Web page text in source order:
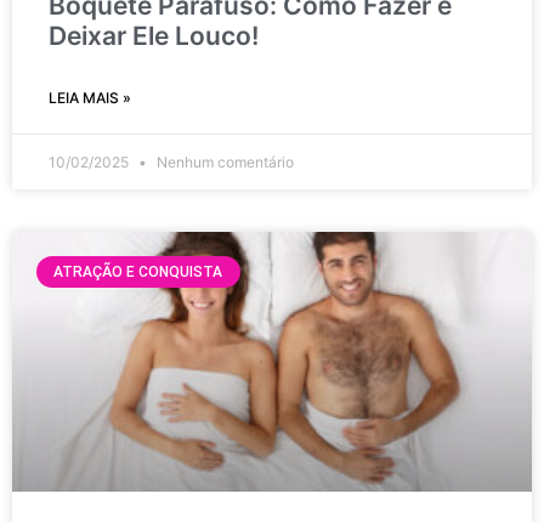
Deixar Ele Louco!
LEIA MAIS »
10/02/2025 Nenhum comentário
ATRAÇÃO E CONQUISTA